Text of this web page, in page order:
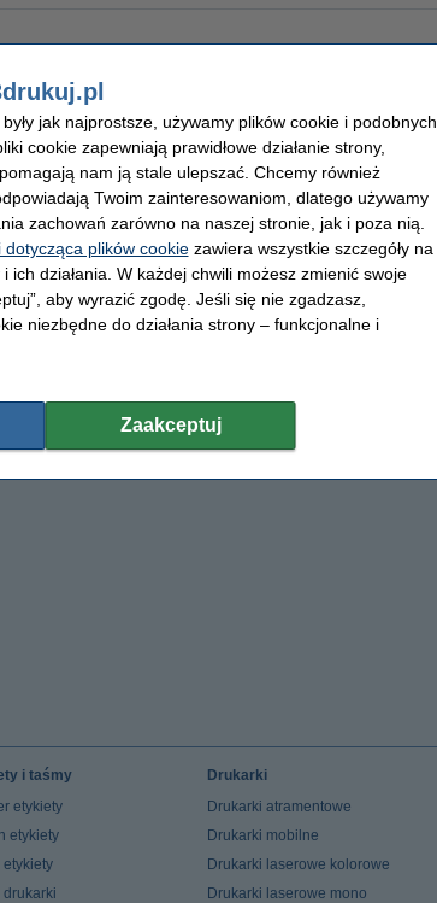
i taśmy
etykiety
etykiety
etykiety
drukarki
Drukarki
Drukarki atramentowe
Drukarki mobilne
Drukarki laserowe kolorowe
Drukarki laserowe mono
jak najprostsze, używamy plików cookie i podobnych
cookie zapewniają prawidłowe działanie strony,
nam ją stale ulepszać. Chcemy również
Twoim zainteresowaniom, dlatego używamy
zachowań zarówno na naszej stronie, jak i poza nią.
plików cookiezawiera wszystkie szczegóły na
ich działania. W każdej chwili możesz zmienić swoje
aby wyrazić zgodę. Jeśli się nie zgadzasz,
niezbędne do działania strony – funkcjonalne i
Zaakceptuj